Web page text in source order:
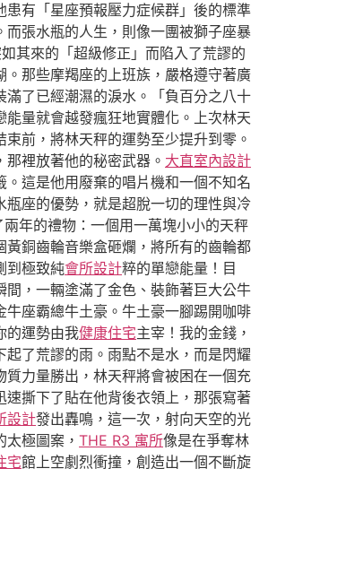
有「星座預報壓力症候群」後的標準
張水瓶的人生，則像一團被獅子座暴
其來的「超級修正」而陷入了荒謬的
那些摩羯座的上班族，嚴格遵守著廣
了已經潮濕的淚水。「負百分之八十
量就會越發瘋狂地實體化。上次林天
前，將林天秤的運勢至少提升到零。
裡放著他的秘密武器。 大直室內設計
這是他用廢棄的唱片機和一個不知名
座的優勢，就是超脫一切的理性與冷
年的禮物：一個用一萬塊小小的天秤
銅齒輪音樂盒砸爛，將所有的齒輪都
到極致純會所設計粹的單戀能量！目
，一輛塗滿了金色、裝飾著巨大公牛
座霸總牛土豪。牛土豪一腳踢開咖啡
的運勢由我健康住宅主宰！我的金錢，
了荒謬的雨。雨點不是水，而是閃耀
力量勝出，林天秤將會被困在一個充
撕下了貼在他背後衣領上，那張寫著
設計發出轟鳴，這一次，射向天空的光
極圖案， THE R3 寓所像是在爭奪林
宅館上空劇烈衝撞，創造出一個不斷旋